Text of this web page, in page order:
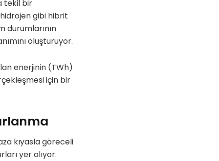
tekil bir
gibi hibrit
durumlarının
oluşturuyor.
enerjinin (TWh)
için bir
kıyasla göreceli
yer alıyor.